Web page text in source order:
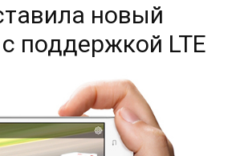
новый
поддержкой LTE